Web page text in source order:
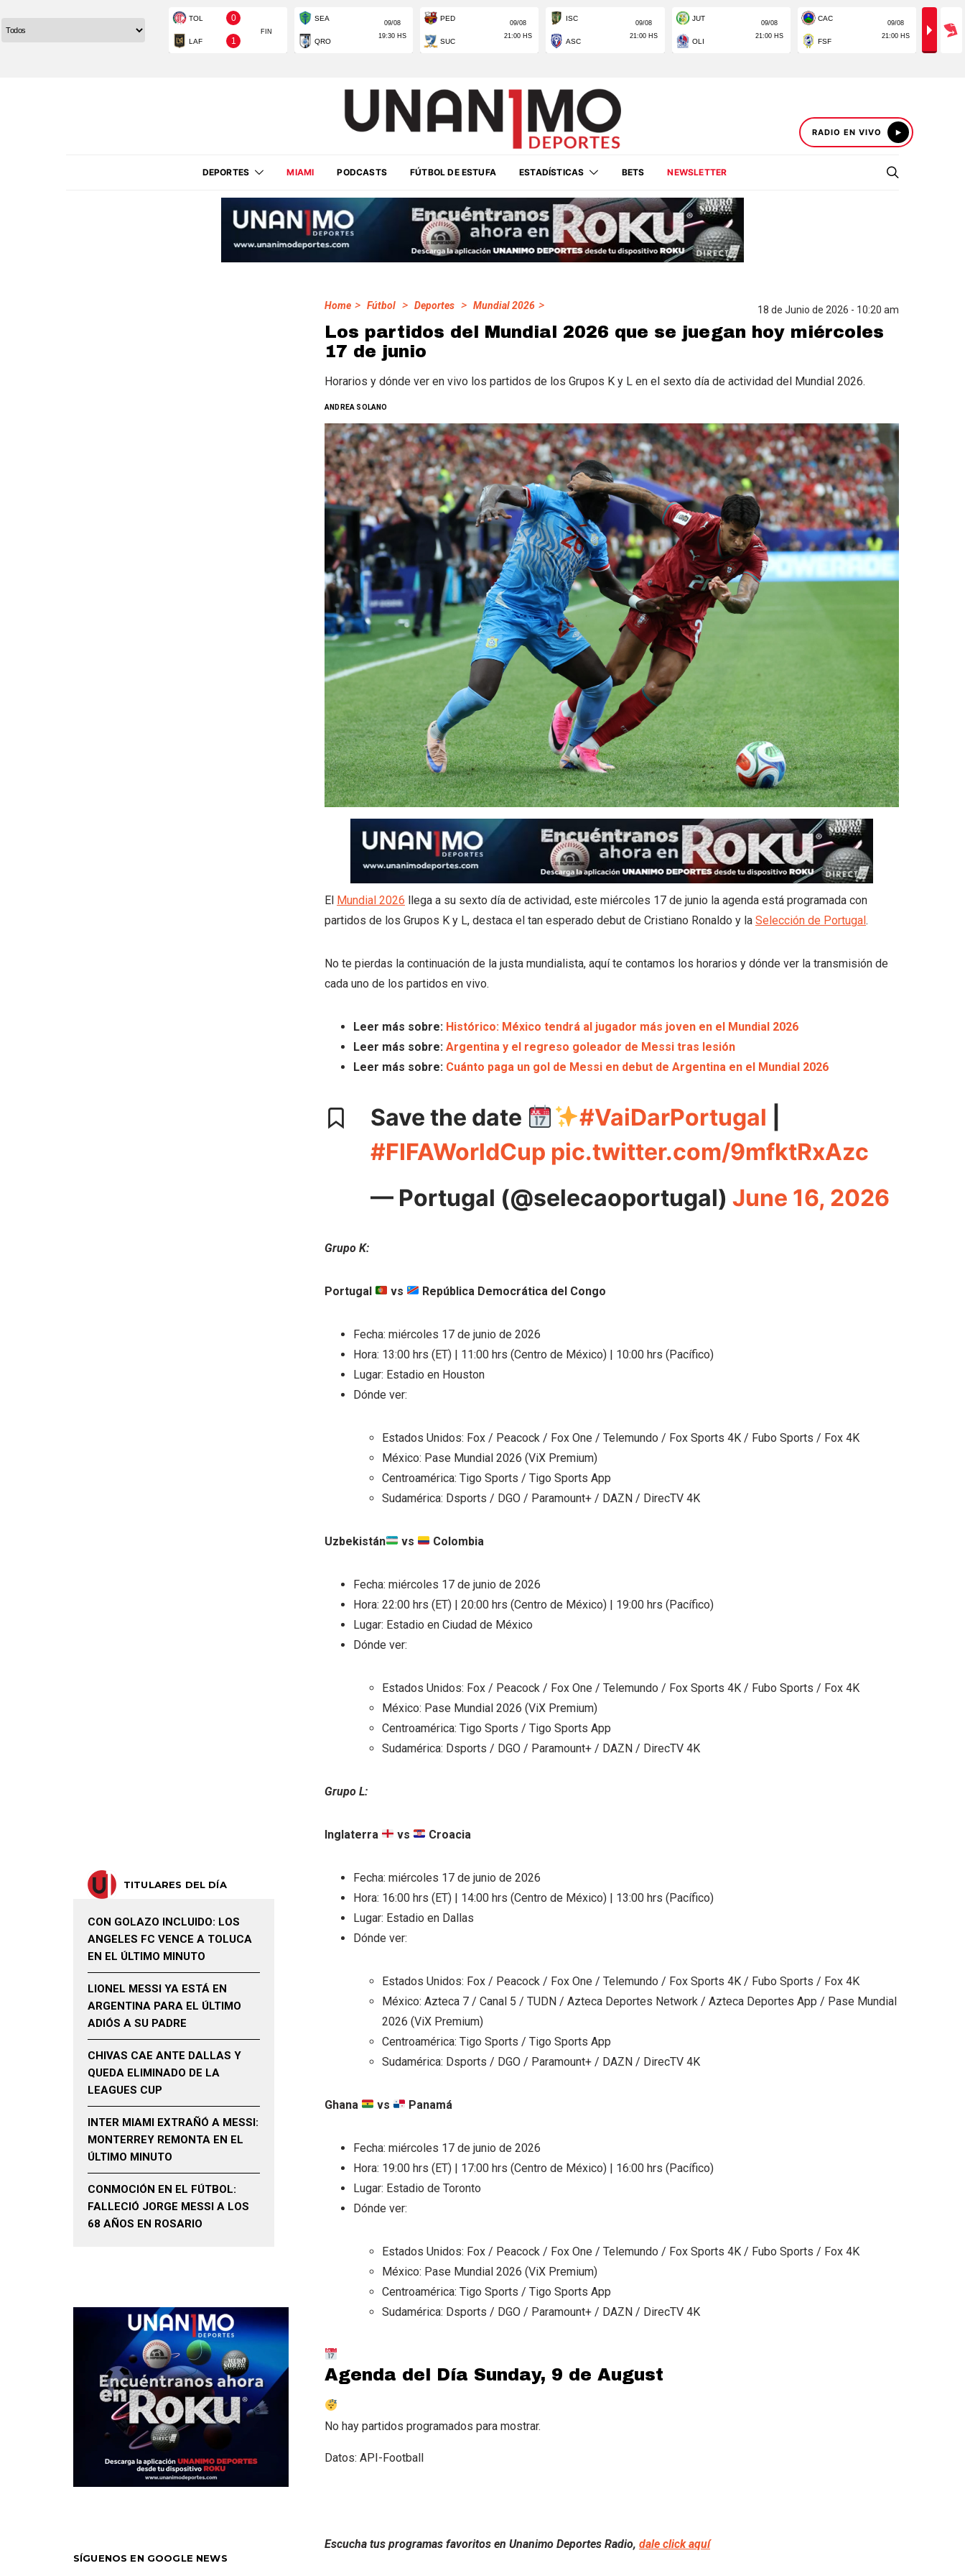
RADIO EN VIVO
DEPORTES MIAMI PODCASTS FÚTBOL DE ESTUFA ESTADÍSTICAS BETS NEWSLETTER
Home > Fútbol > Deportes > Mundial 2026 > 18 de Junio de 2026 - 10:20 am
Los partidos del Mundial 2026 que se juegan hoy miércoles
17 de junio
Horarios y dónde ver en vivo los partidos de los Grupos K y L en el sexto día de actividad del Mundial 2026.
ANDREA SOLANO
El Mundial 2026 llega a su sexto día de actividad, este miércoles 17 de junio la agenda está programada con
partidos de los Grupos K y L, destaca el tan esperado debut de Cristiano Ronaldo y la Selección de Portugal.
No te pierdas la continuación de la justa mundialista, aquí te contamos los horarios y dónde ver la transmisión de
cada uno de los partidos en vivo.
Leer más sobre: Histórico: México tendrá al jugador más joven en el Mundial 2026
Leer más sobre: Argentina y el regreso goleador de Messi tras lesión
Leer más sobre: Cuánto paga un gol de Messi en debut de Argentina en el Mundial 2026
Save the date #VaiDarPortugal
#FIFAWorldCup pic.twitter.com/9mfktRxAzc
— Portugal (@selecaoportugal) June 16, 2026
Grupo K:
Portugal vs República Democrática del Congo
Fecha: miércoles 17 de junio de 2026
Hora: 13:00 hrs (ET) | 11:00 hrs (Centro de México) | 10:00 hrs (Pacífico)
Lugar: Estadio en Houston
Dónde ver:
Estados Unidos: Fox / Peacock / Fox One / Telemundo / Fox Sports 4K / Fubo Sports / Fox 4K
México: Pase Mundial 2026 (ViX Premium)
Centroamérica: Tigo Sports / Tigo Sports App
Sudamérica: Dsports / DGO / Paramount+ / DAZN / DirecTV 4K
Uzbekistán vs Colombia
Fecha: miércoles 17 de junio de 2026
Hora: 22:00 hrs (ET) | 20:00 hrs (Centro de México) | 19:00 hrs (Pacífico)
Lugar: Estadio en Ciudad de México
Dónde ver:
Estados Unidos: Fox / Peacock / Fox One / Telemundo / Fox Sports 4K / Fubo Sports / Fox 4K
México: Pase Mundial 2026 (ViX Premium)
Centroamérica: Tigo Sports / Tigo Sports App
Sudamérica: Dsports / DGO / Paramount+ / DAZN / DirecTV 4K
Grupo L:
Inglaterra vs Croacia
Fecha: miércoles 17 de junio de 2026
Hora: 16:00 hrs (ET) | 14:00 hrs (Centro de México) | 13:00 hrs (Pacífico)
Lugar: Estadio en Dallas
Dónde ver:
Estados Unidos: Fox / Peacock / Fox One / Telemundo / Fox Sports 4K / Fubo Sports / Fox 4K
México: Azteca 7 / Canal 5 / TUDN / Azteca Deportes Network / Azteca Deportes App / Pase Mundial
2026 (ViX Premium)
Centroamérica: Tigo Sports / Tigo Sports App
Sudamérica: Dsports / DGO / Paramount+ / DAZN / DirecTV 4K
Ghana vs Panamá
Fecha: miércoles 17 de junio de 2026
Hora: 19:00 hrs (ET) | 17:00 hrs (Centro de México) | 16:00 hrs (Pacífico)
Lugar: Estadio de Toronto
Dónde ver:
Estados Unidos: Fox / Peacock / Fox One / Telemundo / Fox Sports 4K / Fubo Sports / Fox 4K
México: Pase Mundial 2026 (ViX Premium)
Centroamérica: Tigo Sports / Tigo Sports App
Sudamérica: Dsports / DGO / Paramount+ / DAZN / DirecTV 4K
Agenda del Día Sunday, 9 de August
No hay partidos programados para mostrar.
Datos: API-Football
Escucha tus programas favoritos en Unanimo Deportes Radio, dale click aquí
TITULARES DEL DÍA
CON GOLAZO INCLUIDO: LOS
ANGELES FC VENCE A TOLUCA
EN EL ÚLTIMO MINUTO
LIONEL MESSI YA ESTÁ EN
ARGENTINA PARA EL ÚLTIMO
ADIÓS A SU PADRE
CHIVAS CAE ANTE DALLAS Y
QUEDA ELIMINADO DE LA
LEAGUES CUP
INTER MIAMI EXTRAÑÓ A MESSI:
MONTERREY REMONTA EN EL
ÚLTIMO MINUTO
CONMOCIÓN EN EL FÚTBOL:
FALLECIÓ JORGE MESSI A LOS
68 AÑOS EN ROSARIO
SÍGUENOS EN GOOGLE NEWS